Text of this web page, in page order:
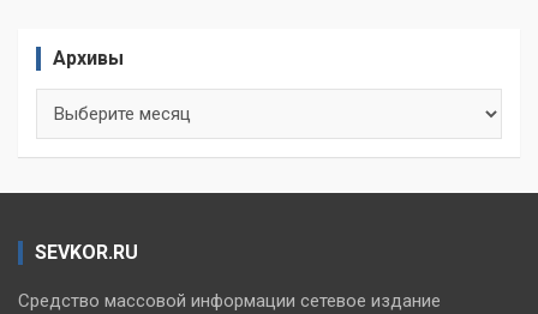
Архивы
SEVKOR.RU
Средство массовой информации сетевое издание